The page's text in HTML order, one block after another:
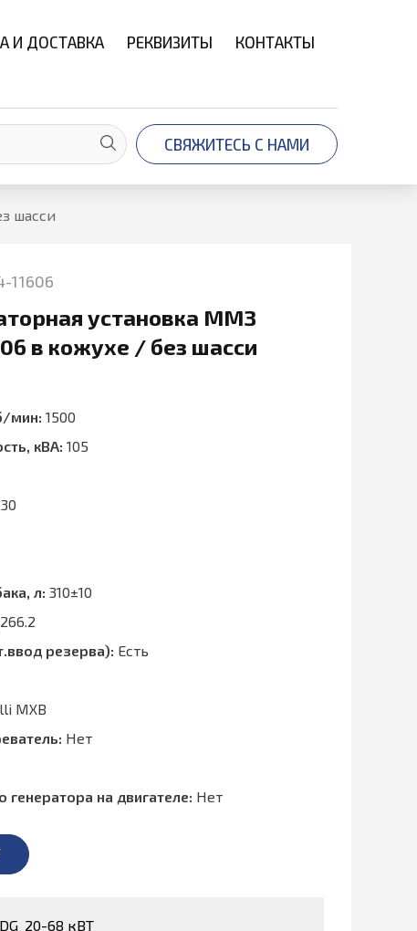
И ДОСТАВКА РЕКВИЗИТЫ КОНТАКТЫ
СВЯЖИТЕСЬ С НАМИ
шасси
11606
установка ММЗ
в кожухе / без шасси
мин: 1500
кВА: 105
л: 310±10
резерва): Есть
MXB
Нет
генератора на двигателе: Нет
68 кВТ